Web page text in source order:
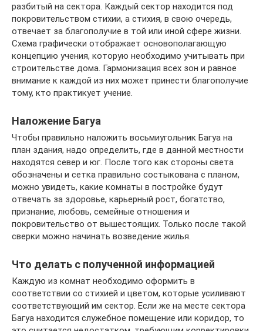
разбитый на сектора. Каждый сектор находится под
покровительством стихии, а стихия, в свою очередь,
отвечает за благополучие в той или иной сфере жизни.
Схема графически отображает основополагающую
концепцию учения, которую необходимо учитывать при
строительстве дома. Гармонизация всех зон и равное
внимание к каждой из них может принести благополучие
тому, кто практикует учение.
Наложение Багуа
Чтобы правильно наложить восьмиугольник Багуа на
план здания, надо определить, где в данной местности
находятся север и юг. После того как стороны света
обозначены и сетка правильно состыкована с планом,
можно увидеть, какие комнаты в постройке будут
отвечать за здоровье, карьерный рост, богатство,
признание, любовь, семейные отношения и
покровительство от вышестоящих. Только после такой
сверки можно начинать возведение жилья.
Что делать с полученной информацией
Каждую из комнат необходимо оформить в
соответствии со стихией и цветом, которые усиливают
соответствующий им сектор. Если же на месте сектора
Багуа находится служебное помещение или коридор, то